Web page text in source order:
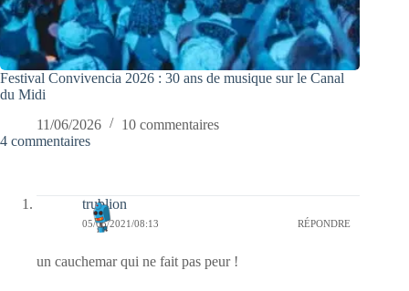
Festival Convivencia 2026 : 30 ans de musique sur le Canal
du Midi
11/06/2026
10 commentaires
4 commentaires
trublion
05/05/2021/08:13 RÉPONDRE
un cauchemar qui ne fait pas peur !